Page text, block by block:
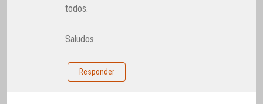
todos.
Saludos
Responder